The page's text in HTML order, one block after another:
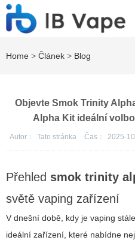
Home > Článek > Blog
Objevte Smok Trinity
Alpha Kit ideální
Autor： Tato stránka Čas： 2025-
Přehled smok trinity
světě vaping zařízení
V dnešní době, kdy je vaping
ideální zařízení, které nabídne